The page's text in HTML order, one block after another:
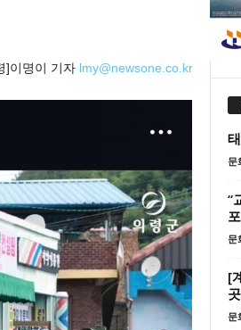
]이명이 기자 lmy@newsone.co.kr
문
“
문
[
문